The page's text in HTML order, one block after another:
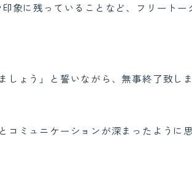
象に残っていることなど、フリート
しょう」と誓いながら、無事終了致し
コミュニケーションが深まったように